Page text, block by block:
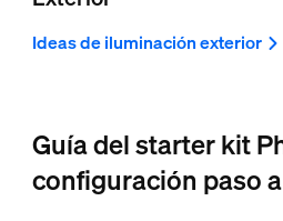
Ideas de iluminación exterior
Guía del starter kit
configuración paso